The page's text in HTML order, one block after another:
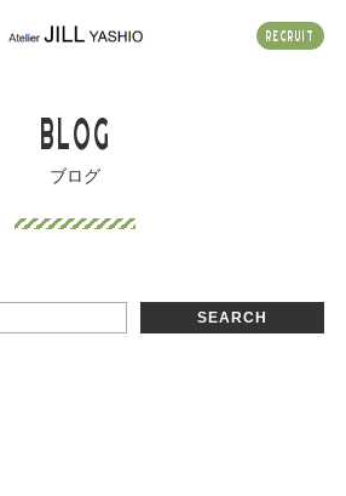
RECRUIT
BLOG
ブログ
SEARCH